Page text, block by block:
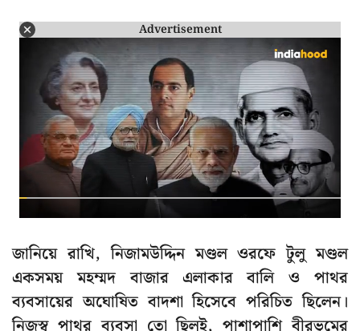
Advertisement
জানিয়ে রাখি, নিজামউদ্দিন মণ্ডল ওরফে টুলু মণ্ডল
একসময় মহম্মদ বাজার এলাকার বালি ও পাথর
ব্যবসায়ের অঘোষিত বাদশা হিসেবে পরিচিত ছিলেন।